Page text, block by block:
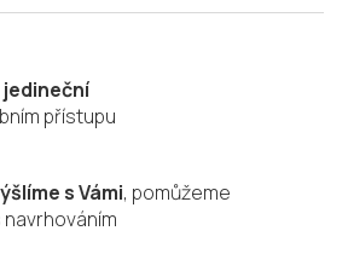
c
r
v
k
ý
p
jedineční
přístupu
s Vámi, pomůžeme
navrhováním